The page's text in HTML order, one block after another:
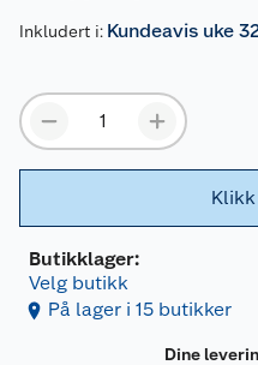
Inkludert i: Kundeavis uke
Butikklager:
Velg butikk
På lager i 15 butikker
Dine